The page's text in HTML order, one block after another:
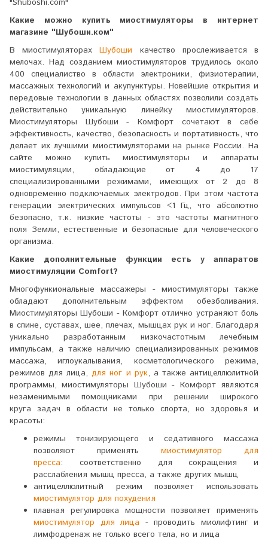
Какие можно купить миостимуляторы в интернет
магазине "Шубоши.ком"
В миостимуляторахШубоши качество прослеживается в
мелочах. Над созданием миостимуляторов трудилось около
400 специалиство в области электроники, физиотерапии,
массажных технологий и акупунктуры. Новейшие открытия и
передовые технологии в данных областях позволили создать
действительно уникальную линейку миостимуляторов.
Миостимуляторы Шубоши - Комфорт сочетают в себе
эффективность, качество, безопасность и портативность, что
делает их лучшими миостимуляторами на рынке России. На
сайте можно купить миостимуляторы и аппараты
миостимуляции, обладающие от 4 до 17
специализированными режимами, имеющих от 2 до 8
одновременно подключаемых электродов. При этом частота
генерации электрических импульсов <1 Гц, что абсолютно
безопасно, т.к. низкие частоты - это частоты магнитного
поля Земли, естественные и безопасные для человеческого
организма.
Какие дополнительные функции есть у аппаратов
миостимуляции Comfort?
Многофункиональные массажеры - миостимуляторы также
обладают дополнительным эффектом обезболивания.
Миостимуляторы Шубоши - Комфорт отлично устраняют боль
в спине, суставах, шее, плечах, мышцах рук и ног. Благодаря
уникально разработанным низкочастотным лечебным
импульсам, а также наличию специализированных режимов
массажа, иглоукалывания, косметологического режима,
режимов для лица,для ног и рук, а также антицеллюлитной
программы, миостимуляторы Шубоши - Комфорт являются
незаменимыми помощниками при решении широкого
круга задач в области не только спорта, но здоровья и
красоты:
режимы тонизирующего и седативного массажа
позволяют применять миостимулятор для
пресса: соответственно для сокращения и
расслабления мышц пресса, а также других мышц
антицеллюлитный режим позволяет использовать
миостимулятор для похудения
плавная регулировка мощности позволяет применять
миостимулятор для лица - проводить миолифтинг и
лимфодренаж не только всего тела, но и лица